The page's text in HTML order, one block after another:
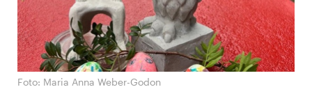
Foto: Maria Anna Weber-Godon